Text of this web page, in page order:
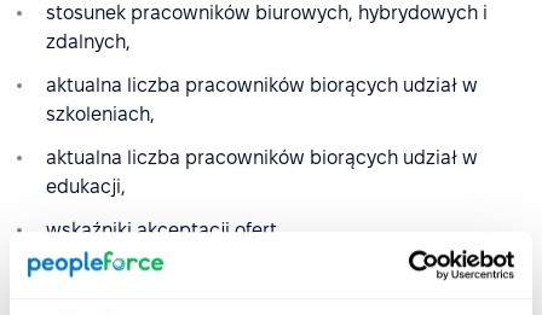
stosunek pracowników biurowych, hybrydowych i
zdalnych,
aktualna liczba pracowników biorących udział w
szkoleniach,
aktualna liczba pracowników biorących udział w
edukacji,
wskaźniki akceptacji ofert,
aktualna liczba rozmów kwalifikacyjnych i